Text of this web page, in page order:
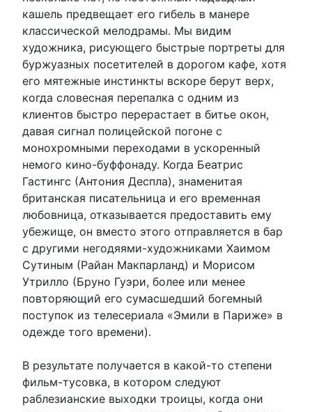
кашель предвещает его гибель в манере
классической мелодрамы. Мы видим
художника, рисующего быстрые портреты для
буржуазных посетителей в дорогом кафе, хотя
его мятежные инстинкты вскоре берут верх,
когда словесная перепалка с одним из
клиентов быстро перерастает в битье окон,
давая сигнал полицейской погоне с
монохромными переходами в ускоренный
немого кино-буффонаду. Когда Беатрис
Гастингс (Антония Деспла), знаменитая
британская писательница и его временная
любовница, отказывается предоставить ему
убежище, он вместо этого отправляется в бар
с другими негодяями-художниками Хаимом
Сутиным (Райан Макпарланд) и Морисом
Утрилло (Бруно Гуэри, более или менее
повторяющий его сумасшедший богемный
поступок из телесериала «Эмили в Париже» в
одежде того времени).
В результате получается в какой-то степени
фильм-тусовка, в котором следуют
раблезианские выходки троицы, когда они